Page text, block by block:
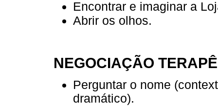
Encontrar e imaginar a
Abrir os olhos.
NEGOCIAÇÃO
Perguntar o nome
dramático).